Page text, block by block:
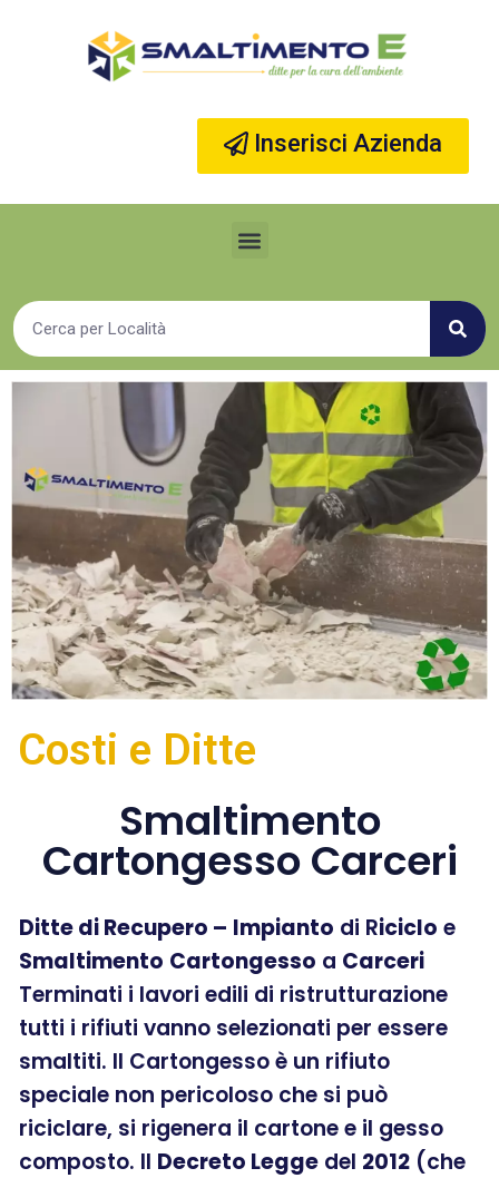
Inserisci Azienda
Costi e Ditte
Smaltimento
Cartongesso Carceri
Ditte di Recupero – Impianto di Riciclo e
Smaltimento Cartongesso a Carceri
Terminati i lavori edili di ristrutturazione
tutti i rifiuti vanno selezionati per essere
smaltiti. Il Cartongesso è un rifiuto
speciale non pericoloso che si può
riciclare, si rigenera il cartone e il gesso
composto. Il Decreto Legge del 2012 (che